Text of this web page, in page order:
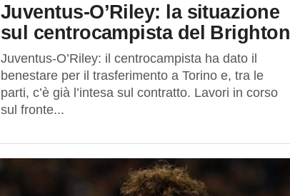
Juventus-O’Riley: la situazione
sul centrocampista del Brighton
Juventus-O’Riley: il centrocampista ha dato il
benestare per il trasferimento a Torino e, tra le
parti, c’è già l’intesa sul contratto. Lavori in corso
sul fronte...